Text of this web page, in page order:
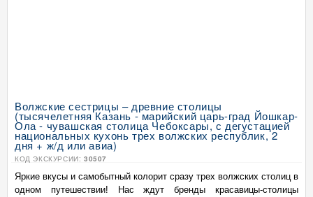
Волжские сестрицы – древние столицы
(тысячелетняя Казань - марийский царь-град Йошкар-
Ола - чувашская столица Чебоксары, с дегустацией
национальных кухонь трех волжских республик, 2
дня + ж/д или авиа)
КОД ЭКСКУРСИИ: 30507
Яркие вкусы и самобытный колорит сразу трех волжских столиц в
одном путешествии! Нас ждут бренды красавицы-столицы